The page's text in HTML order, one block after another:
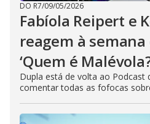
DO R7/09/05/2026
Fabíola Reipert e
reagem à
‘Quem é
Dupla está de volta ao Podcast
comentar todas as fofocas